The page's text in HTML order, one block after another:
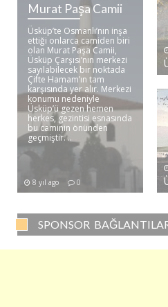
Murat Paşa Camii
Üsküp’te Osmanlı’nın inşa
ettiği onlarca camiden biri
olan Murat Paşa Camii,
Üsküp Çarşısı’nın merkezi
sayılabilecek bir noktada
Çifte Hamam’ın tam
karşısında yer alır. Merkezi
konumu nedeniyle
Üsküp’ü gezen hemen
herkes, gezintisi esnasında
bu caminin önünden
geçmiştir. ..
8 yıl ago 0
SPONSOR